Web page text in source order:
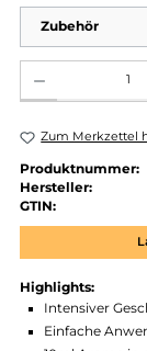
Sofort
Versand heute
Zubehör
Produkt Anzahl: Gib
Zum
Hersteller:
GTIN: